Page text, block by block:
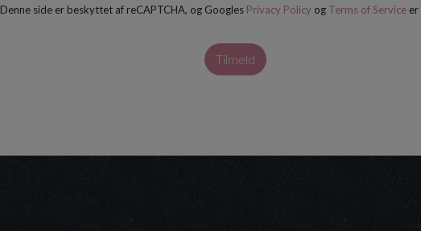
Denne side er beskyttet af reCAPTCHA, og Googles Privacy Policy og Terms of Service
Tilmeld